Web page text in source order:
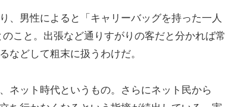
、男性によると「キャリーバッグを持った一人
こと。出張など通りすがりの客だと分かれば常
どして粗末に扱うわけだ。
ネット時代というもの。さらにネット民から